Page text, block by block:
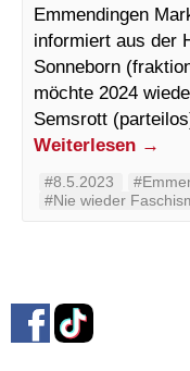
Emmendingen
informiert aus der
Sonneborn
möchte 2024
Semsrott
Weiterlesen →
#8.5.2023
#Nie wieder